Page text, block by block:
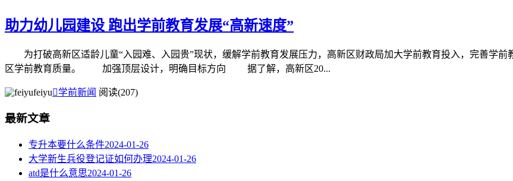
助力幼儿园建设 跑出学前教育发展“高新速度”
为打破高新区适龄儿童“入园难、入园贵”现状，缓解学前教育发展压力，高新区财政局加大学前教育投入，完善学前
区学前教育质量。 加强顶层设计，明确目标方向 据了解，高新区20...
feiyu学前新闻 阅读(207)
最新文章
专升本要什么条件2024-01-26
大学新生兵役登记证如何办理2024-01-26
atd是什么意思2024-01-26